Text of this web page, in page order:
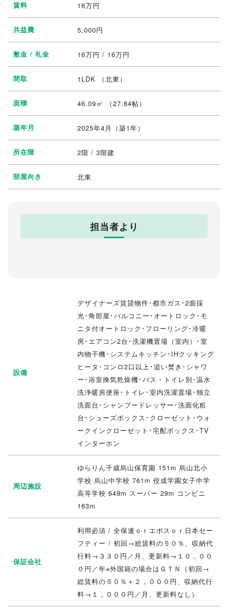
賃料 16万円
共益費 5,000円
敷金 / 礼金 16万円 / 16万円
間取 1LDK （北東）
面積 46.09㎡ （27.84帖）
築年月 2025年4月（築1年）
所在階 2階 / 3階建
部屋向き 北東
担当者より
設備
デザイナーズ賃貸物件･都市ガス･2面採
光･角部屋･バルコニー･オートロック･モ
ニタ付オートロック･フローリング･冷暖
房･エアコン2台･洗濯機置場（室内）･室
内物干機･システムキッチン･IHクッキング
ヒータ･コンロ2口以上･追い焚き･シャワ
ー･浴室換気乾燥機･バス・トイレ別･温水
洗浄暖房便座･トイレ･室内洗濯置場･独立
洗面台･シャンプードレッサー･洗面化粧
台･シューズボックス･クローゼット･ウォ
ークインクローゼット･宅配ボックス･TV
インターホン
周辺施設
ゆらりん千歳烏山保育園 151m 烏山北小
学校 烏山中学校 761m 佼成学園女子中学
高等学校 649m スーパー 29m コンビニ
163m
保証会社
利用必須 / 全保連ｏｒエポスｏｒ日本セー
フティー / 初回→総賃料の５０％、収納代
行料→３３０円／月、更新料→１０，００
０円／年※外国籍の場合はＧＴＮ（初回→
総賃料の５０％＋２，０００円、収納代行
料→１，０００円／月、更新料なし）